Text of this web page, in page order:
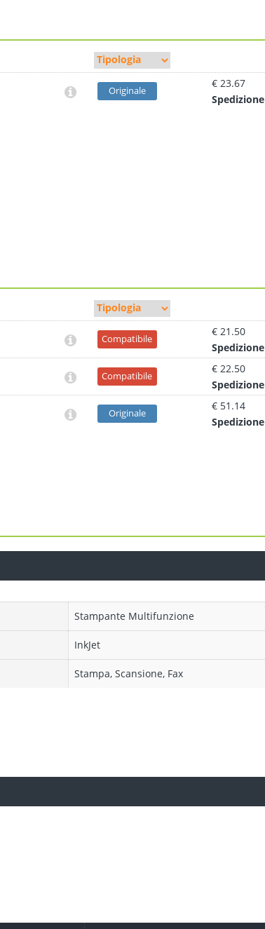
Originale
€ 23.67
Spedizione
Compatibile
€ 21.50
Spedizione
Compatibile
€ 22.50
Spedizione
Originale
€ 51.14
Spedizione
Stampante Multifunzione
InkJet
Stampa, Scansione, Fax